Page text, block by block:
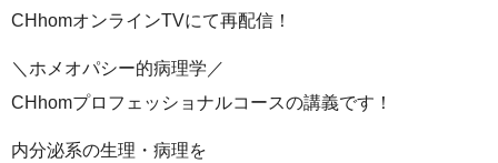
CHhomオンラインTVにて再配信！
＼ホメオパシー的病理学／
CHhomプロフェッショナルコースの講義です！
内分泌系の生理・病理を